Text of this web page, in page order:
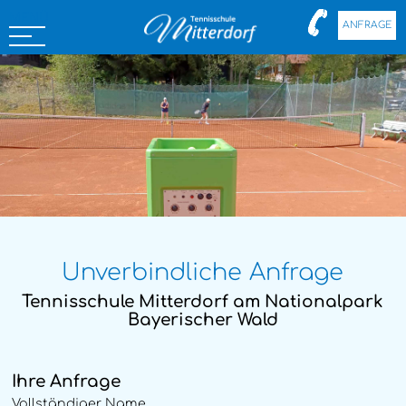
ANFRAGE
Unverbindliche Anfrage
Tennisschule Mitterdorf am Nationalpark
Bayerischer Wald
Ihre Anfrage